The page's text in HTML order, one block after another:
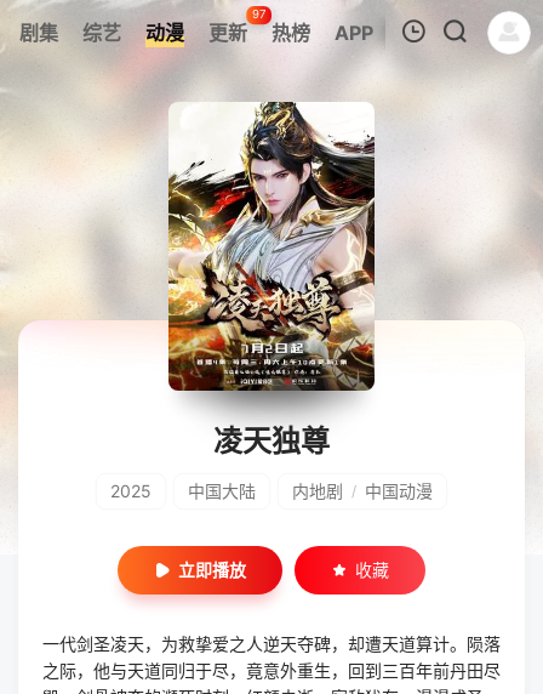
剧集 综艺 动漫 更新
97
热榜 APP
我的观影记录
暂无观看影片的记录
凌天独尊
2025 中国大陆 内地剧 / 中国动漫
立即播放 收藏
一代剑圣凌天，为救挚爱之人逆天夺碑，却遭天道算计。陨落
之际，他与天道同归于尽，竟意外重生，回到三百年前丹田尽